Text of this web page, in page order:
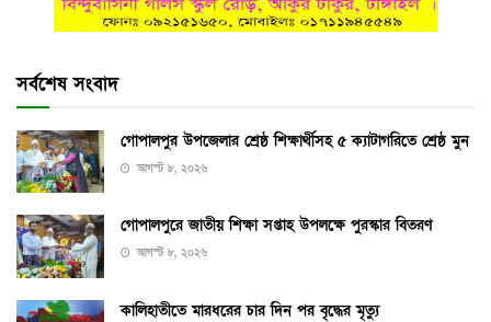
সর্বশেষ সংবাদ
গোপালপুর উপজেলার শ্রেষ্ঠ শিক্ষার্থীসহ ৫ ক্যাটাগরিতে শ্রেষ্ঠ মুন
আগস্ট ৮, ২০২৬
গোপালপুরে জাতীয় শিক্ষা সপ্তাহ উপলক্ষে পুরস্কার বিতরণ
আগস্ট ৮, ২০২৬
কালিহাতীতে মারধরের চার দিন পর বৃদ্ধের মৃত্যু